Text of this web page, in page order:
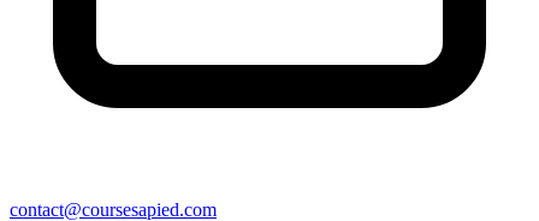
contact@coursesapied.com